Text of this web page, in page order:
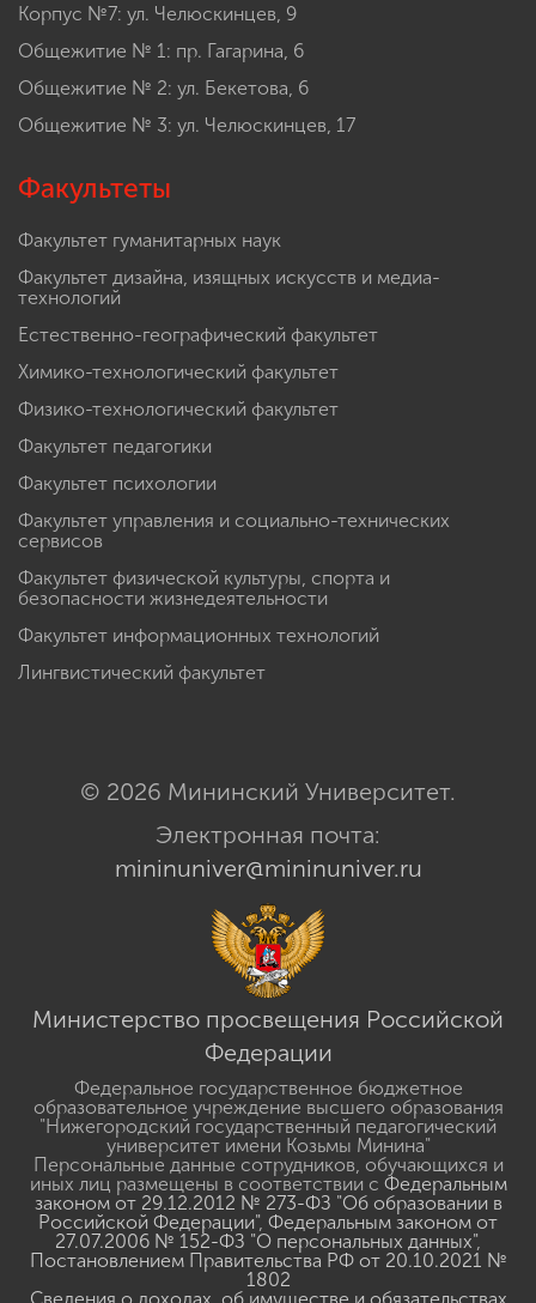
Корпус №7: ул. Челюскинцев, 9
Общежитие № 1: пр. Гагарина, 6
Общежитие № 2: ул. Бекетова, 6
Общежитие № 3: ул. Челюскинцев, 17
Факультеты
Факультет гуманитарных наук
Факультет дизайна, изящных искусств и медиа-
технологий
Естественно-географический факультет
Химико-технологический факультет
Физико-технологический факультет
Факультет педагогики
Факультет психологии
Факультет управления и социально-технических
сервисов
Факультет физической культуры, спорта и
безопасности жизнедеятельности
Факультет информационных технологий
Лингвистический факультет
© 2026 Мининский Университет.
Электронная почта:
mininuniver@mininuniver.ru
Министерство просвещения Российской
Федерации
Федеральное государственное бюджетное
образовательное учреждение высшего образования
"Нижегородский государственный педагогический
университет имени Козьмы Минина"
Персональные данные сотрудников, обучающихся и
иных лиц размещены в соответствии с Федеральным
законом от 29.12.2012 № 273-ФЗ "Об образовании в
Российской Федерации", Федеральным законом от
27.07.2006 № 152-ФЗ "О персональных данных",
Постановлением Правительства РФ от 20.10.2021 №
1802
Сведения о доходах, об имуществе и обязательствах